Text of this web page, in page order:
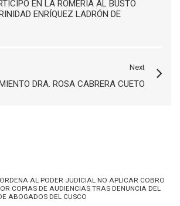
EN LA ROMERÍA AL BUSTO
ENRÍQUEZ LADRÓN DE
Next
DRA. ROSA CABRERA CUETO
AL PODER JUDICIAL NO APLICAR COBRO
COPIAS DE AUDIENCIAS TRAS DENUNCIA DEL
ABOGADOS DEL CUSCO